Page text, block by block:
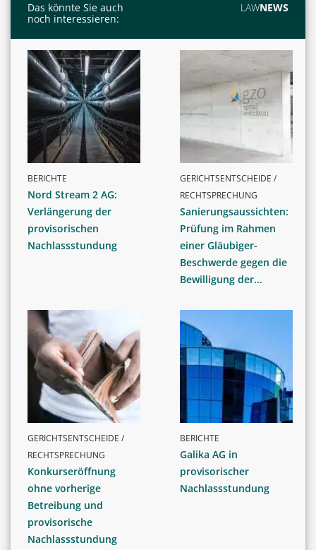
Das könnte Sie auch
noch interessieren:
LAWNEWS
BERICHTE
Nord Stream 2 AG:
Verlängerung der
provisorischen
Nachlassstundung
GERICHTSENTSCHEIDE /
RECHTSPRECHUNG
Sanierungsaussichten:
Prüfung im Rahmen
einer Gläubiger-
Beschwerde gegen die
Bewilligung der...
GERICHTSENTSCHEIDE /
RECHTSPRECHUNG
Konkurseröffnung
ohne vorherige
Betreibung und
provisorische
Nachlassstundung
BERICHTE
Galika AG in
provisorischer
Nachlassstundung